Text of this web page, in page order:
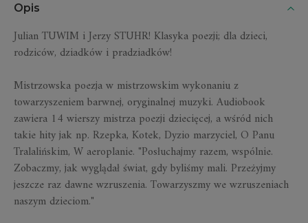
Opis
JulianTUWIM i Jerzy STUHR! Klasyka poezji; dla dzieci,
rodziców, dziadków i pradziadków!
Mistrzowska poezja w mistrzowskim wykonaniu z
towarzyszeniem barwnej, oryginalnej muzyki. Audiobook
zawiera 14 wierszy mistrza poezji dziecięcej, a wśród nich
takie hity jak np. Rzepka, Kotek, Dyzio marzyciel, O Panu
Tralalińskim, W aeroplanie. "Posłuchajmy razem, wspólnie.
Zobaczmy, jak wyglądał świat, gdy byliśmy mali. Przeżyjmy
jeszcze raz dawne wzruszenia. Towarzyszmy we wzruszeniach
naszym dzieciom."